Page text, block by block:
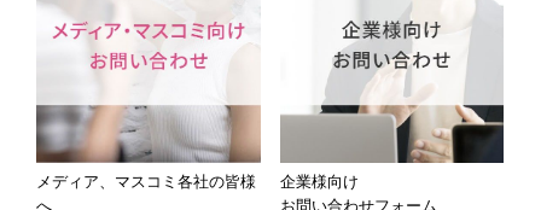
メディア、マスコミ各社の皆様
へ
企業様向け
お問い合わせフォーム